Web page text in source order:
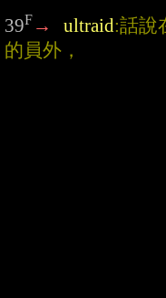
39F → ultraid:話說
的員外，